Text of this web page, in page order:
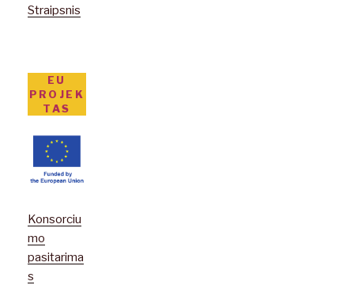
Straipsnis
EU
PROJEK
TAS
Konsorciu
mo
pasitarima
s